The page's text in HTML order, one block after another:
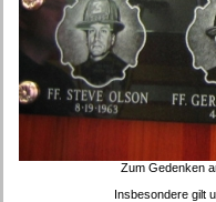
Zum Gedenken
Insbesondere gilt